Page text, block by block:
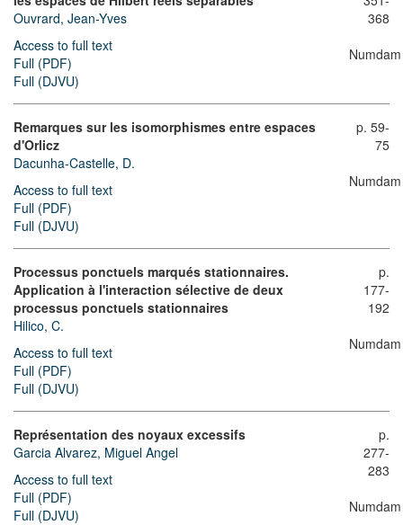
Ouvrard, Jean-Yves
Access to full text
Full (PDF)
Full (DJVU)
368
Numdam
Remarques sur les isomorphismes entre espaces
d'Orlicz
Dacunha-Castelle, D.
Access to full text
Full (PDF)
Full (DJVU)
p. 59-
75
Numdam
Processus ponctuels marqués stationnaires.
Application à l'interaction sélective de deux
processus ponctuels stationnaires
Hilico, C.
Access to full text
Full (PDF)
Full (DJVU)
p.
177-
192
Numdam
Représentation des noyaux excessifs
Garcia Alvarez, Miguel Angel
Access to full text
Full (PDF)
Full (DJVU)
p.
277-
283
Numdam